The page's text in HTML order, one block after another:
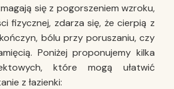
się z pogorszeniem wzroku,
fizycznej, zdarza się, że cierpią z
bólu przy poruszaniu, czy
Poniżej proponujemy kilka
które mogą ułatwić
z łazienki: